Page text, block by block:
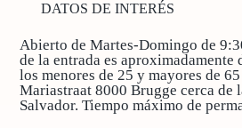
DATOS DE INTERÉS
Abierto de Martes-Domingo de
de la entrada es aproximadamente
los menores de 25 y mayores de
Mariastraat 8000 Brugge cerca de
Salvador. Tiempo máximo de